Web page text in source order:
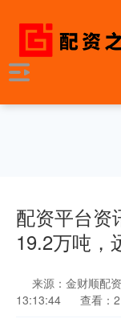
配资平台资
19.2万吨，
来源：金财顺配资
13:13:44
查看：